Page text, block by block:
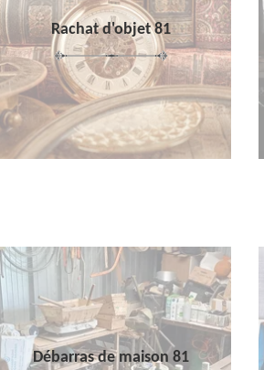
Rachat d'objet 81
Débarras de maison 81